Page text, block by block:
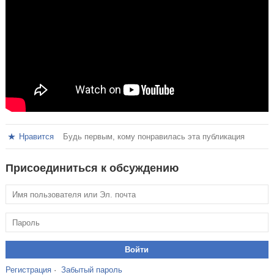
Нравится Будь первым, кому понравилась эта публикация
Присоединиться к обсуждению
Регистрация· Забытый пароль